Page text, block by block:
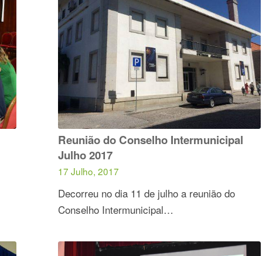
Reunião do Conselho Intermunicipal
Julho 2017
17 Julho, 2017
Decorreu no dia 11 de julho a reunião do
Conselho Intermunicipal…